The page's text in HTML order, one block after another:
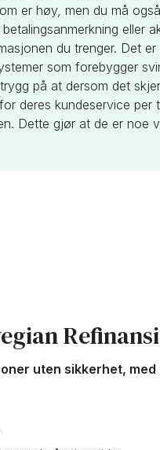
er høy, men du må
eller
du trenger. Det
som forebygger
på at dersom det
deres kundeservice per
Dette gjør at de er noe
uten sikkerhet,